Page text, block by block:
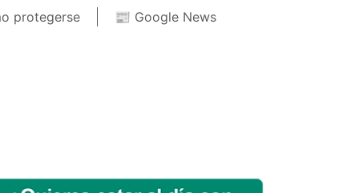
protegerse 📰 Google News